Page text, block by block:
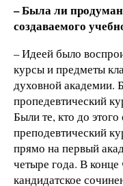
– Была ли
создаваемого
– Идеей было
курсы и предметы
духовной академии.
пропедевтический
Были те, кто до
преподевтический
прямо на первый
четыре года. В конце
кандидатское